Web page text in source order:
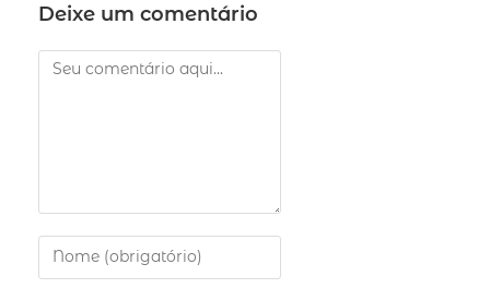
Deixe um comentário